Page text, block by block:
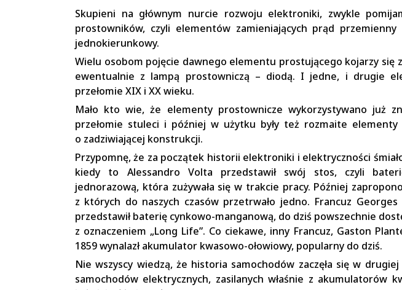
Skupieni na głównym nurcie rozwoju elektroniki, zwykle
prostowników, czyli elementów zamieniających prąd
jednokierunkowy.
Wielu osobom pojęcie dawnego elementu prostującego kojarzy się
ewentualnie z lampą prostowniczą – diodą. I jedne, i drugie
przełomie XIX i XX wieku.
Mało kto wie, że elementy prostownicze wykorzystywano już
przełomie stuleci i później w użytku były też rozmaite
o zadziwiającej konstrukcji.
Przypomnę, że za początek historii elektroniki i elektryczności
kiedy to Alessandro Volta przedstawił swój stos, czyli
jednorazową, która zużywała się w trakcie pracy. Później
z których do naszych czasów przetrwało jedno. Francuz
przedstawił baterię cynkowo-manganową, do dziś powszechnie
z oznaczeniem „Long Life”. Co ciekawe, inny Francuz, Gaston
1859 wynalazł akumulator kwasowo-ołowiowy, popularny do dziś.
Nie wszyscy wiedzą, że historia samochodów zaczęła się w
samochodów elektrycznych, zasilanych właśnie z akumulatorów